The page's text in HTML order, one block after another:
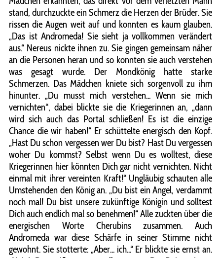
stand, durchzuckte ein Schmerz die Herzen der Brüder. Sie
rissen die Augen weit auf und konnten es kaum glauben.
„Das ist Andromeda! Sie sieht ja vollkommen verändert
aus.“ Nereus nickte ihnen zu. Sie gingen gemeinsam näher
an die Personen heran und so konnten sie auch verstehen
was gesagt wurde. Der Mondkönig hatte starke
Schmerzen. Das Mädchen kniete sich sorgenvoll zu ihm
hinunter. „Du musst mich verstehen... Wenn sie mich
vernichten“, dabei blickte sie die Kriegerinnen an, „dann
wird sich auch das Portal schließen! Es ist die einzige
Chance die wir haben!“ Er schüttelte energisch den Kopf.
„Hast Du schon vergessen wer Du bist? Hast Du vergessen
woher Du kommst? Selbst wenn Du es wolltest, diese
Kriegerinnen hier könnten Dich gar nicht vernichten. Nicht
einmal mit ihrer vereinten Kraft!“ Ungläubig schauten alle
Umstehenden den König an. „Du bist ein Angel, verdammt
noch mal! Du bist unsere zukünftige Königin und solltest
Dich auch endlich mal so benehmen!“ Alle zuckten über die
energischen Worte Cherubins zusammen. Auch
Andromeda war diese Schärfe in seiner Stimme nicht
gewohnt. Sie stotterte: „Aber... ich...“ Er blickte sie ernst an.